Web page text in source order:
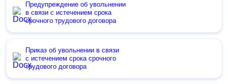
Предупреждение об увольнении
в связи с истечением срока
срочного трудового договора
Приказ об увольнении в связи
с истечением срока срочного
трудового договора